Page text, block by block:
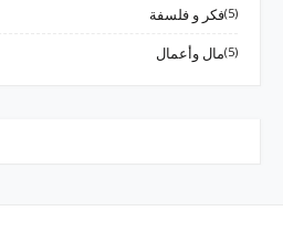
فكر و فلسفة (5)
مال وأعمال (5)